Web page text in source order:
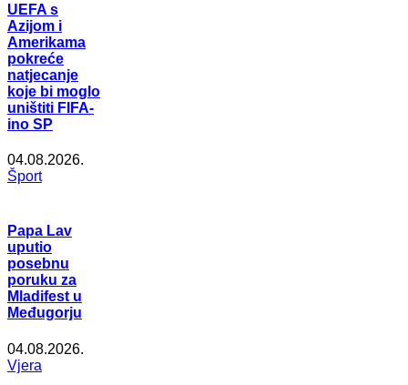
UEFA s
Azijom i
Amerikama
pokreće
natjecanje
koje bi moglo
uništiti FIFA-
ino SP
04.08.2026.
Šport
Papa Lav
uputio
posebnu
poruku za
Mladifest u
Međugorju
04.08.2026.
Vjera